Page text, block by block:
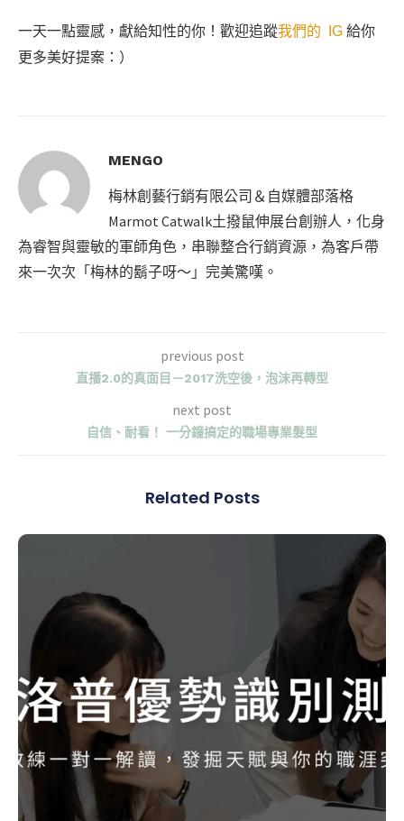
一天一點靈感，獻給知性的你！歡迎追蹤我們的 IG 給你
更多美好提案：）
MENGO
梅林創藝行銷有限公司＆自媒體部落格
Marmot Catwalk土撥鼠伸展台創辦人，化身
為睿智與靈敏的軍師角色，串聯整合行銷資源，為客戶帶
來一次次「梅林的鬍子呀～」完美驚嘆。
previous post
直播2.0的真面目－2017洗空後，泡沫再轉型
next post
自信、耐看！ 一分鐘搞定的職場專業髮型
Related Posts